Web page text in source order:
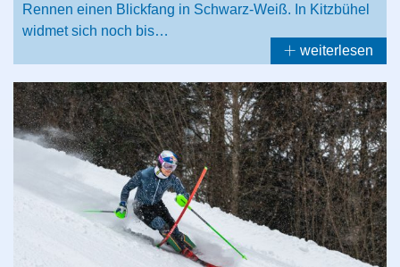
Rennen einen Blickfang in Schwarz-Weiß. In Kitzbühel
widmet sich noch bis…
weiterlesen